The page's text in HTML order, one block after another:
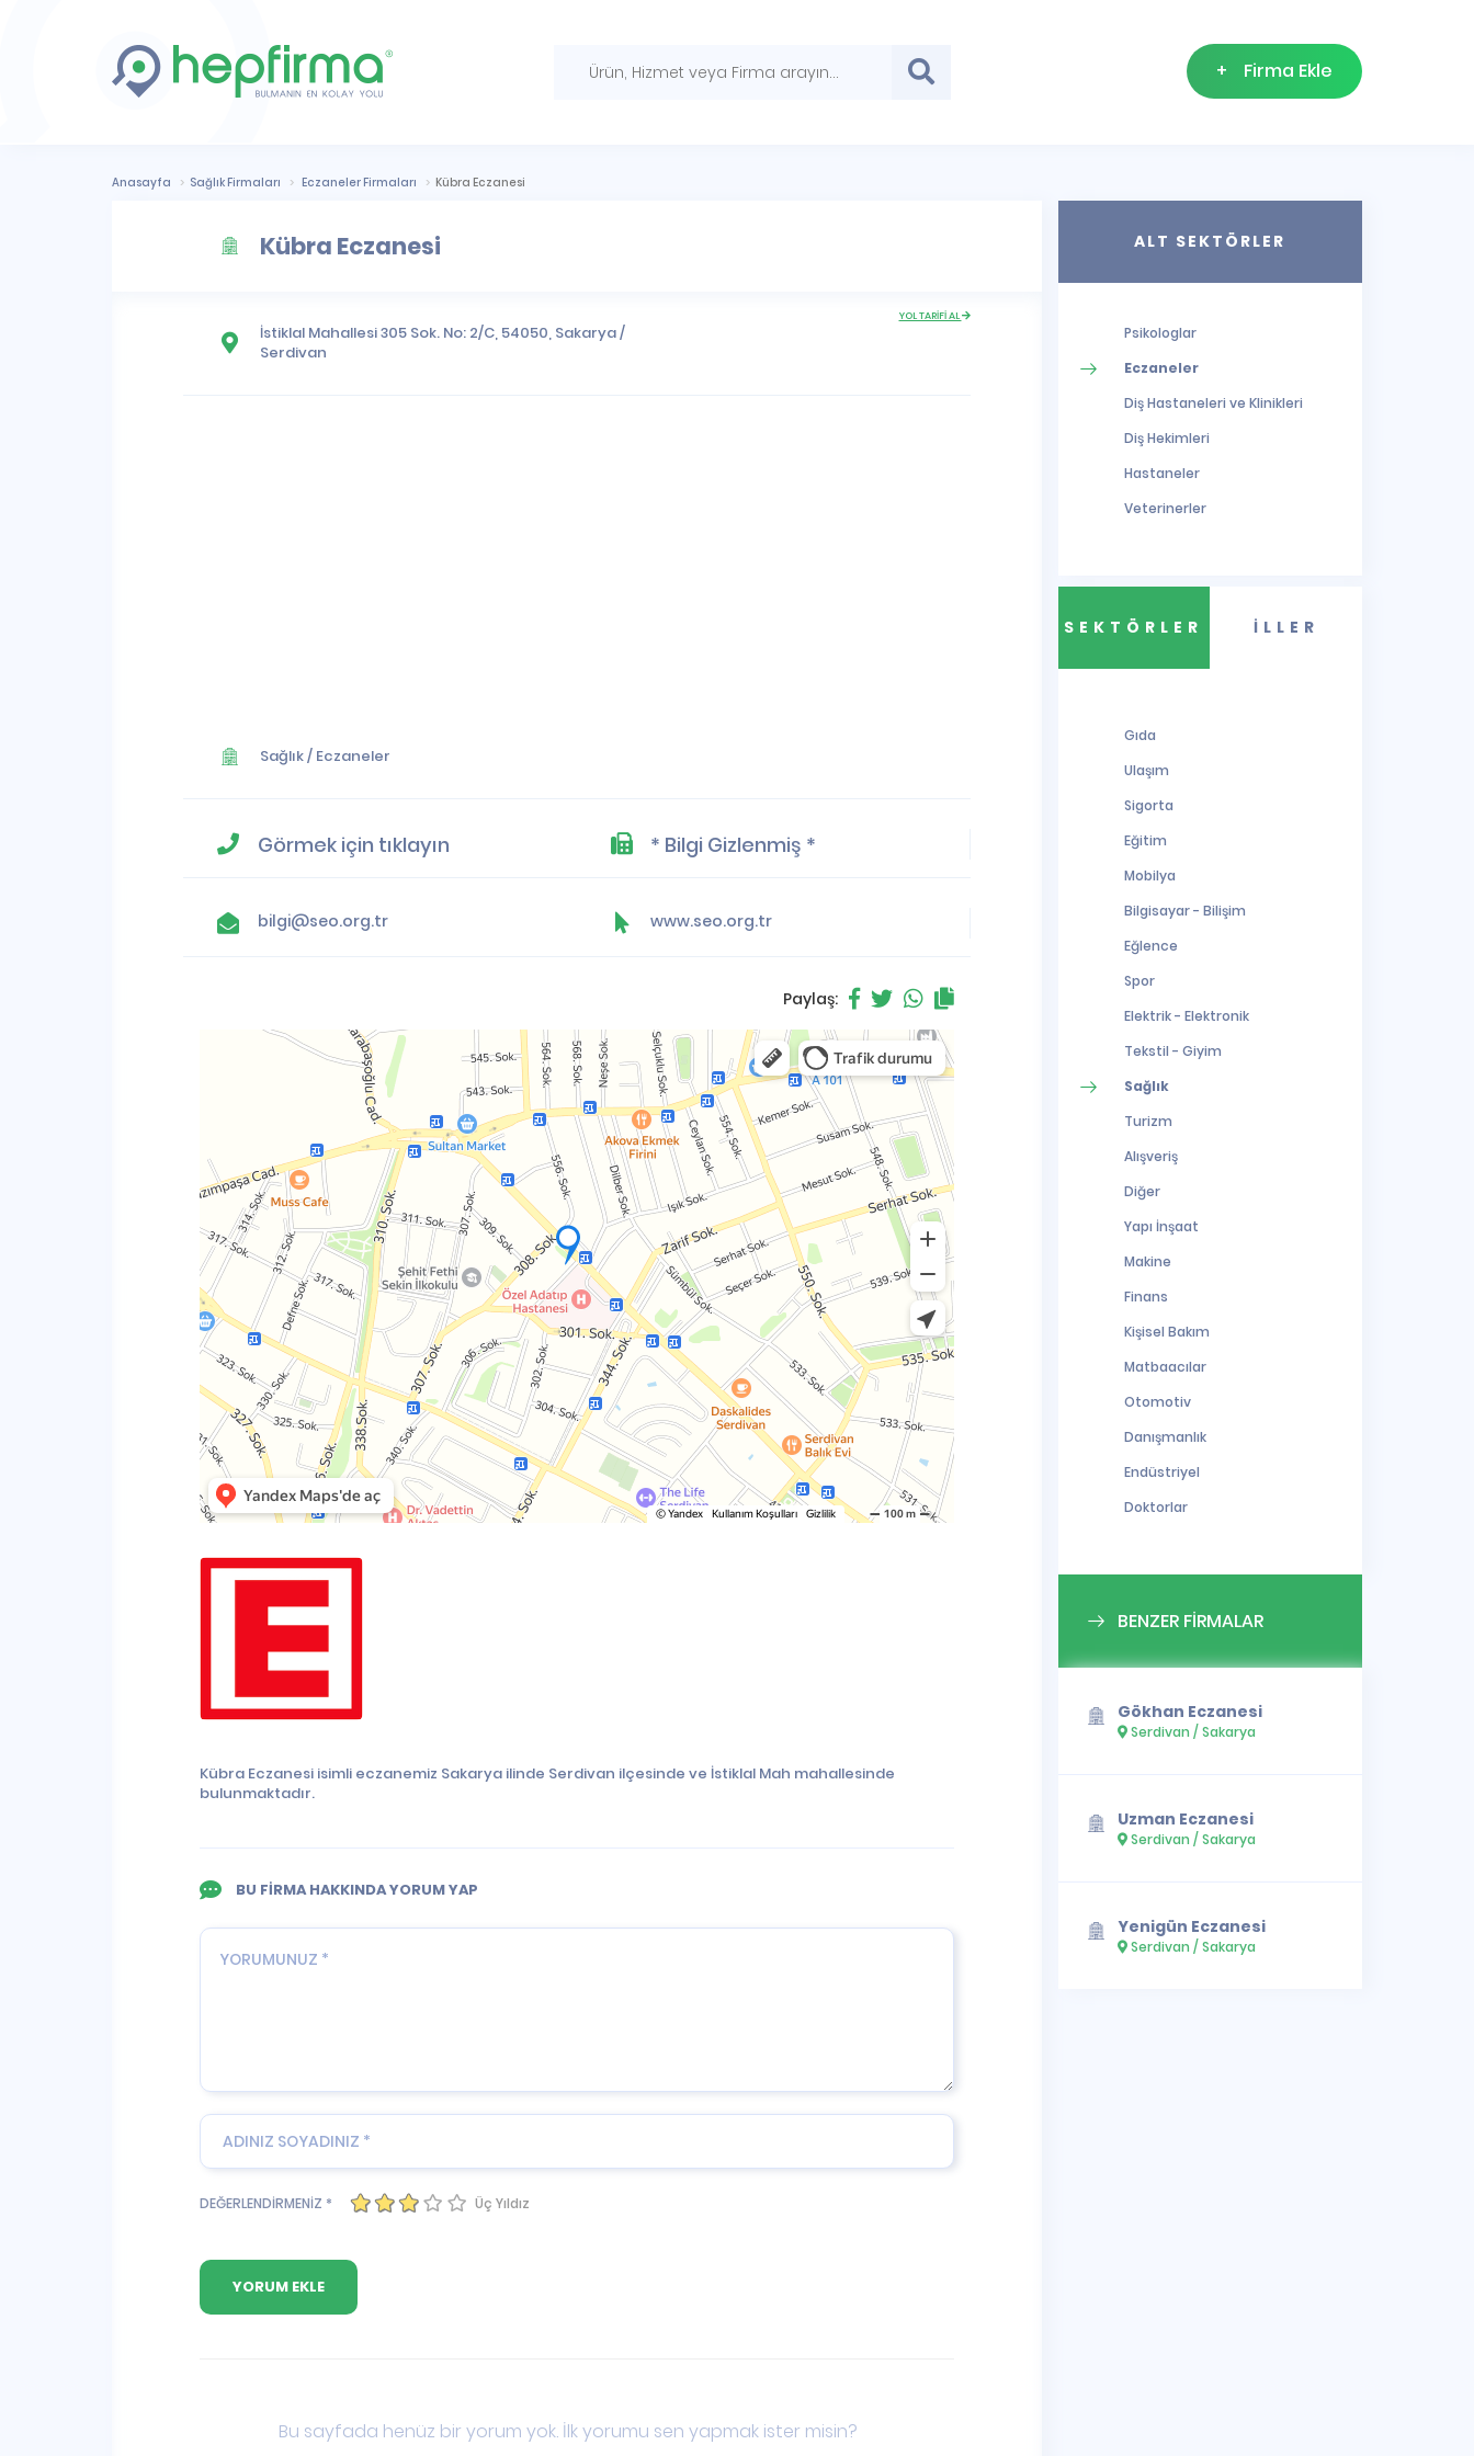
+ Firma Ekle
Anasayfa Sağlık Firmaları Eczaneler Firmaları Kübra Eczanesi
Kübra Eczanesi
İstiklal Mahallesi305 Sok. No: 2/C, 54050, Sakarya/
Serdivan
YOL TARİFİ AL
Sağlık/ Eczaneler
Görmek için tıklayın * Bilgi Gizlenmiş *
bilgi@seo.org.tr www.seo.org.tr
Paylaş:
Kübra Eczanesi isimli eczanemiz Sakarya ilinde Serdivan ilçesinde ve İstiklal Mah mahallesinde
bulunmaktadır.
BU FİRMA HAKKINDA YORUM YAP
DEĞERLENDİRMENİZ * Üç Yıldız
Bu sayfada henüz bir yorum yok. İlk yorumu sen yapmak ister misin?
ALT SEKTÖRLER
Psikologlar
Eczaneler
Diş Hastaneleri ve Klinikleri
Diş Hekimleri
Hastaneler
Veterinerler
SEKTÖRLER İLLER
Gıda
Ulaşım
Sigorta
Eğitim
Mobilya
Bilgisayar - Bilişim
Eğlence
Spor
Elektrik - Elektronik
Tekstil - Giyim
Sağlık
Turizm
Alışveriş
Diğer
Yapı İnşaat
Makine
Finans
Kişisel Bakım
Matbaacılar
Otomotiv
Danışmanlık
Endüstriyel
Doktorlar
BENZER FİRMALAR
Gökhan Eczanesi
Serdivan / Sakarya
Uzman Eczanesi
Serdivan / Sakarya
Yenigün Eczanesi
Serdivan / Sakarya